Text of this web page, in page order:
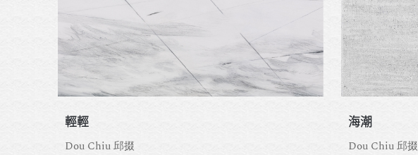
輕輕
Dou Chiu 邱掇
海潮
Dou Chiu 邱掇